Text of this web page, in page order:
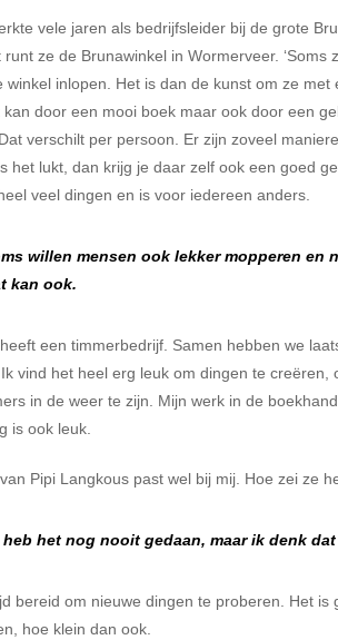
vele jaren als bedrijfsleider bij de grote
runt ze de Brunawinkel in Wormerveer. ‘Soms
winkel inlopen. Het is dan de kunst om ze
kan door een mooi boek maar ook door een
verschilt per persoon. Er zijn zoveel
het lukt, dan krijg je daar zelf ook een goed
veel dingen en is voor iedereen anders.
willen mensen ook lekker mopperen en
kan ook.
een timmerbedrijf. Samen hebben we
vind het heel erg leuk om dingen te creëren,
in de weer te zijn. Mijn werk in de
is ook leuk.
Pipi Langkous past wel bij mij. Hoe zei ze
heb het nog nooit gedaan, maar ik denk
bereid om nieuwe dingen te proberen. Het
hoe klein dan ook.